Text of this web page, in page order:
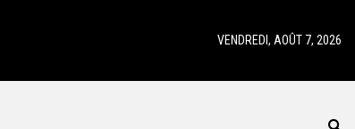
VENDREDI, AOÛT 7, 2026